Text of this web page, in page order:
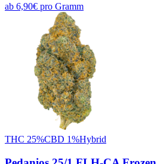
ab 6,90€ pro Gramm
THC 25%CBD 1%Hybrid